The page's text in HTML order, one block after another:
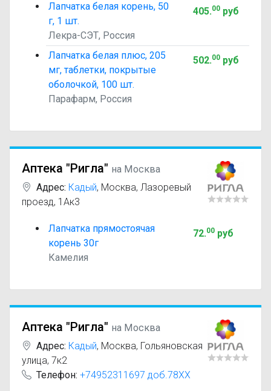
Лапчатка белая корень, 50
г, 1 шт.
Лекра-СЭТ, Россия
405.00руб
Лапчатка белая плюс, 205
мг, таблетки, покрытые
оболочкой, 100 шт.
Парафарм, Россия
502.00руб
Аптека "Ригла" на Москва
Адрес: Кадый, Москва, Лазоревый
проезд, 1Ак3
Лапчатка прямостоячая
корень 30г
Камелия
72.00руб
Аптека "Ригла" на Москва
Адрес: Кадый, Москва, Гольяновская
улица, 7к2
Телефон: +74952311697 доб.78XX